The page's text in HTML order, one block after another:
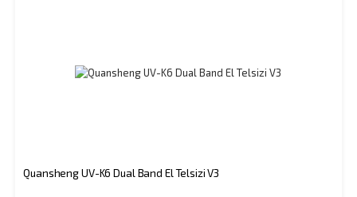
Quansheng UV-K6 Dual Band El Telsizi V3